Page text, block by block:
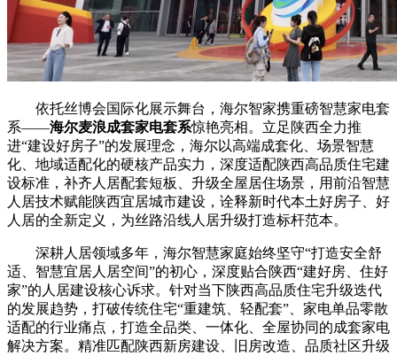
依托丝博会国际化展示舞台，海尔智家携重磅智慧家电套
系——海尔麦浪成套家电套系惊艳亮相。立足陕西全力推
进“建设好房子”的发展理念，海尔以高端成套化、场景智慧
化、地域适配化的硬核产品实力，深度适配陕西高品质住宅建
设标准，补齐人居配套短板、升级全屋居住场景，用前沿智慧
人居技术赋能陕西宜居城市建设，诠释新时代本土好房子、好
人居的全新定义，为丝路沿线人居升级打造标杆范本。
深耕人居领域多年，海尔智慧家庭始终坚守“打造安全舒
适、智慧宜居人居空间”的初心，深度贴合陕西“建好房、住好
家”的人居建设核心诉求。针对当下陕西高品质住宅升级迭代
的发展趋势，打破传统住宅“重建筑、轻配套”、家电单品零散
适配的行业痛点，打造全品类、一体化、全屋协同的成套家电
解决方案。精准匹配陕西新房建设、旧房改造、品质社区升级